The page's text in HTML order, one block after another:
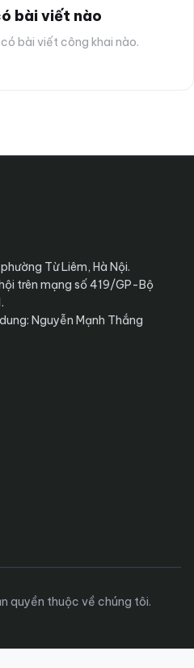
bài viết nào
bài viết công khai nào.
Từ Liêm, Hà Nội.
trên mạng số 419/GP-Bộ
Nguyễn Mạnh Thắng
quyền thuộc về chúng tôi.